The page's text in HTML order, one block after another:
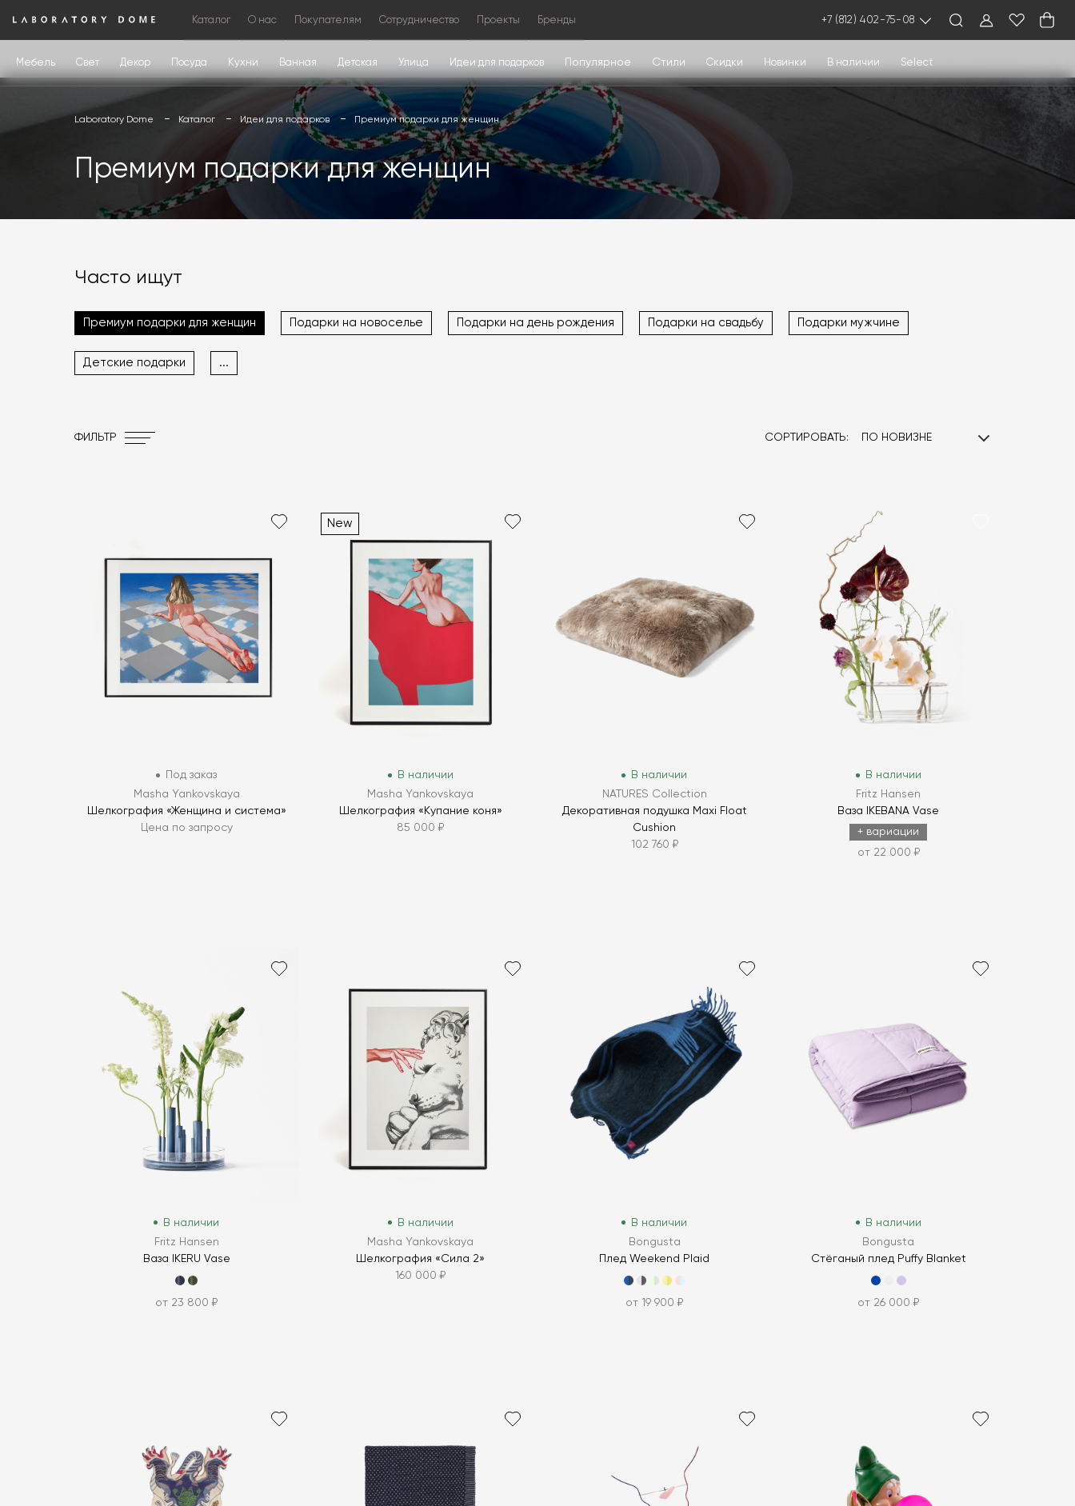
Каталог О нас Покупателям Сотрудничество Проекты Бренды +7 (812) 402-75-08
Мебель Свет Декор Посуда Кухни Ванная Детская Улица Идеи для подарков Популярное Стили Скидки Новинки В наличии Select
Laboratory Dome Каталог Идеи для подарков Премиум подарки для женщин
Премиум подарки для женщин
Часто ищут
Подарки на новоселье Подарки на день рождения Подарки на свадьбу Подарки мужчине
Премиум подарки для женщин
Детские подарки ...
ФИЛЬТР СОРТИРОВАТЬ: ПО НОВИЗНЕ
Под заказ
Masha Yankovskaya
Шелкография «Женщина и система»
Цена по запросу
New
В наличии
Masha Yankovskaya
Шелкография «Купание коня»
85 000 ₽
В наличии
NATURES Collection
Декоративная подушка Maxi Float
Cushion
102 760 ₽
В наличии
Fritz Hansen
Ваза IKEBANA Vase
+ вариации
от 22 000 ₽
В наличии
Fritz Hansen
Ваза IKERU Vase
от 23 800 ₽
В наличии
Masha Yankovskaya
Шелкография «Сила 2»
160 000 ₽
В наличии
Bongusta
Плед Weekend Plaid
от 19 900 ₽
В наличии
Bongusta
Стёганый плед Puffy Blanket
от 26 000 ₽